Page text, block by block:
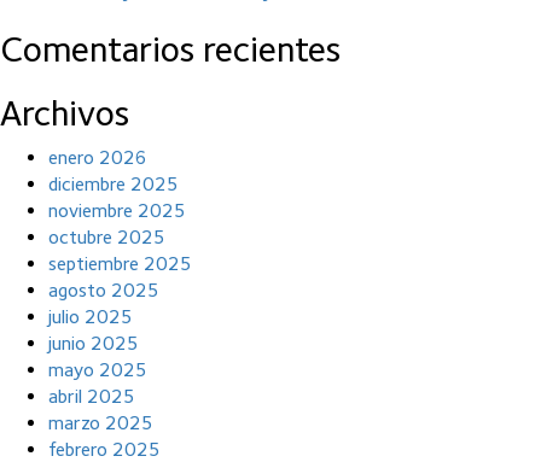
Comentarios recientes
Archivos
enero 2026
diciembre 2025
noviembre 2025
octubre 2025
septiembre 2025
agosto 2025
julio 2025
junio 2025
mayo 2025
abril 2025
marzo 2025
febrero 2025